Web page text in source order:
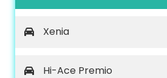
Xenia
Hi-Ace Premio